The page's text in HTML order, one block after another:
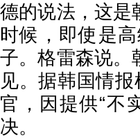
德的说法，这是
时候，即使是
子。格雷森说。
见。据韩国情
官，因提供“不
决。